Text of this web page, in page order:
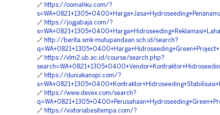
🔗 https://oomahku.com/?
🔗 https://jogjabaja.com/?
🔗 http://berita.smk-mutupandaan.sch.id/search?
🔗 https://vlm2.ub.ac.id/course/search.php?
🔗 https://duniakanopi.com/?
🔗 https://www.devex.com/search?
🔗 https://vixtoriabesitempa.com/?